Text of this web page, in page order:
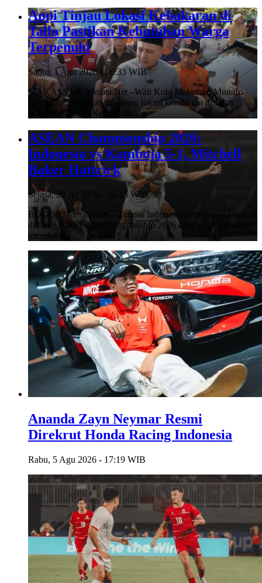
Appi Tinjau Lokasi Kebakaran di
Tallo Pastikan Kebutuhan Warga
Terpenuhi
Sabtu, 1 Agu 2026 - 06:33 WIB
MAKASSAR, Merata.Net –Wali Kota Makassar, Munafri
Arifuddin, meninjau langsung lokasi kebakaran di Jalan
Sultan Abdullah, Kelurahan…
ASEAN Championship 2026:
Indonesia vs Kamboja 5-1, Mitchell
Baker Hattrick
Selasa, 28 Jul 2026 - 06:13 WIB
BOGOR, Merata.Net – Timnas Indonesia mengawali langkah
di Grup A ASEAN Championship 2026 dengan kemenangan
meyakinkan…
Ananda Zayn Neymar Resmi
Direkrut Honda Racing Indonesia
Rabu, 5 Agu 2026 - 17:19 WIB